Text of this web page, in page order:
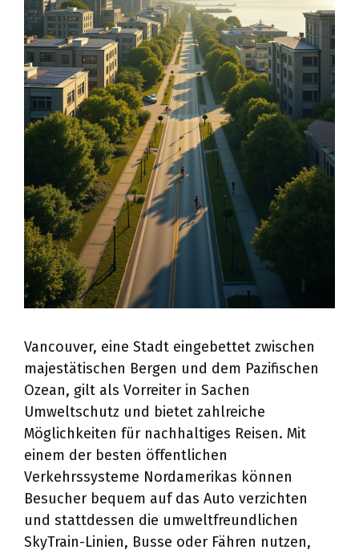
Vancouver, eine Stadt eingebettet zwischen
majestätischen Bergen und dem Pazifischen
Ozean, gilt als Vorreiter in Sachen
Umweltschutz und bietet zahlreiche
Möglichkeiten für nachhaltiges Reisen. Mit
einem der besten öffentlichen
Verkehrssysteme Nordamerikas können
Besucher bequem auf das Auto verzichten
und stattdessen die umweltfreundlichen
SkyTrain-Linien, Busse oder Fähren nutzen,